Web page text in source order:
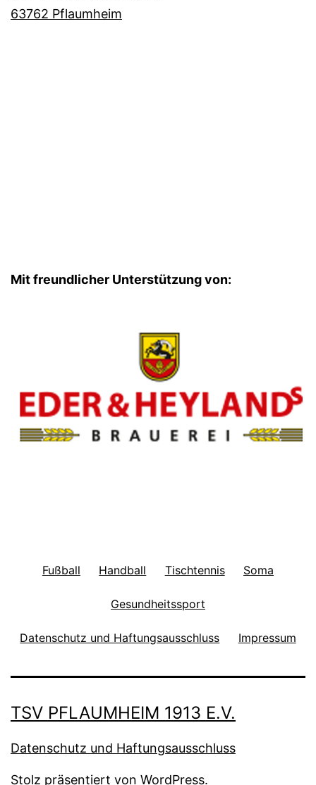
63762 Pflaumheim
Mit freundlicher Unterstützung von:
Fußball Handball Tischtennis Soma
Gesundheitssport
Datenschutz und Haftungsausschluss Impressum
TSV PFLAUMHEIM 1913 E.V.
Datenschutz und Haftungsausschluss
Stolz präsentiert von WordPress.